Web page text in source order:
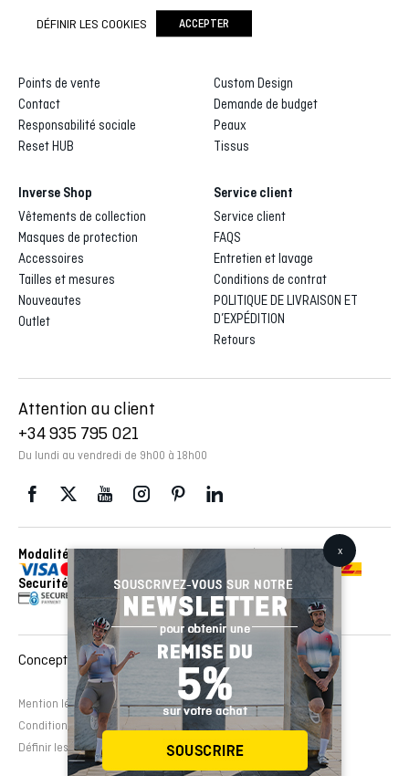
Inverse
Points de vente
Contact
Responsabilité sociale
Reset HUB
Inverse custom
Galerie de dessins
Custom Design
Demande de budget
Peaux
Tissus
Inverse Shop
Vêtements de collection
Masques de protection
Accessoires
Tailles et mesures
Nouveautes
Outlet
Service client
Service client
FAQS
Entretien et lavage
Conditions de contrat
POLITIQUE DE LIVRAISON ET
D’EXPÉDITION
Retours
Attention au client
+34 935 795 021
Du lundi au vendredi de 9h00 à 18h00
Modalités de paiement
Envois réalisés avec con
Securité
Mention légale Politique de cookies
Avertissement légal
Conditions de contrat
Définir les cookies
Conception et développement Web :EMFASI
DÉFINIR LES COOKIES ACCEPTER